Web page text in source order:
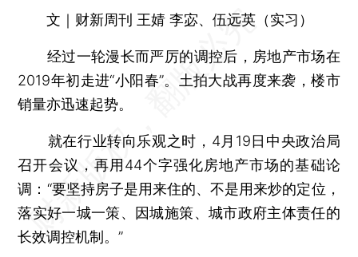
文｜财新周刊 王婧 李宓、伍远英（实习）
经过一轮漫长而严厉的调控后，房地产市场在
2019年初走进“小阳春”。土拍大战再度来袭，楼市
销量亦迅速起势。
就在行业转向乐观之时，4月19日中央政治局
召开会议，再用44个字强化房地产市场的基础论
调：“要坚持房子是用来住的、不是用来炒的定位，
落实好一城一策、因城施策、城市政府主体责任的
长效调控机制。”